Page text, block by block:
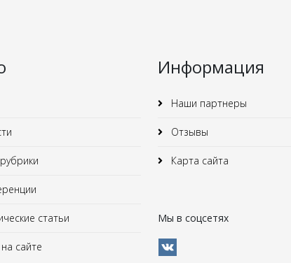
статьи
сайте
Информация
Наши партнеры
Отзывы
Карта сайта
Мы в соцсетях